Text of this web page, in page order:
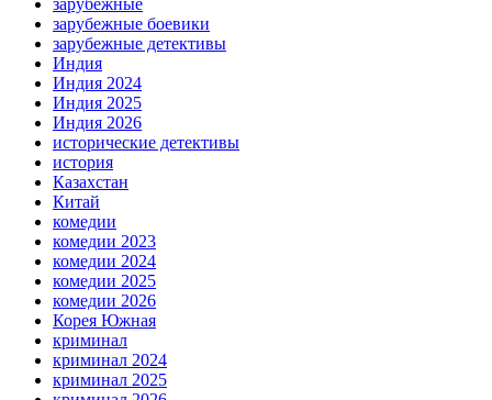
зарубежные
зарубежные боевики
зарубежные детективы
Индия
Индия 2024
Индия 2025
Индия 2026
исторические детективы
история
Казахстан
Китай
комедии
комедии 2023
комедии 2024
комедии 2025
комедии 2026
Корея Южная
криминал
криминал 2024
криминал 2025